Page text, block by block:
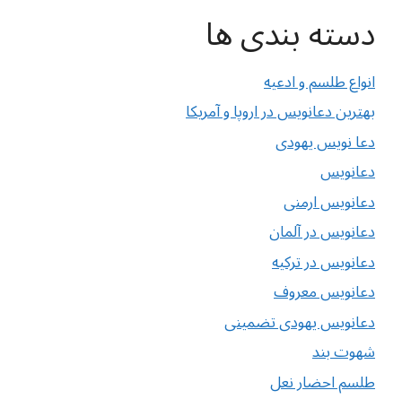
دسته بندی ها
انواع طلسم و ادعیه
بهترین دعانویس در اروپا و آمریکا
دعا نویس یهودی
دعانویس
دعانویس ارمنی
دعانویس در آلمان
دعانویس در ترکیه
دعانویس معروف
دعانویس یهودی تضمینی
شهوت بند
طلسم احضار نعل